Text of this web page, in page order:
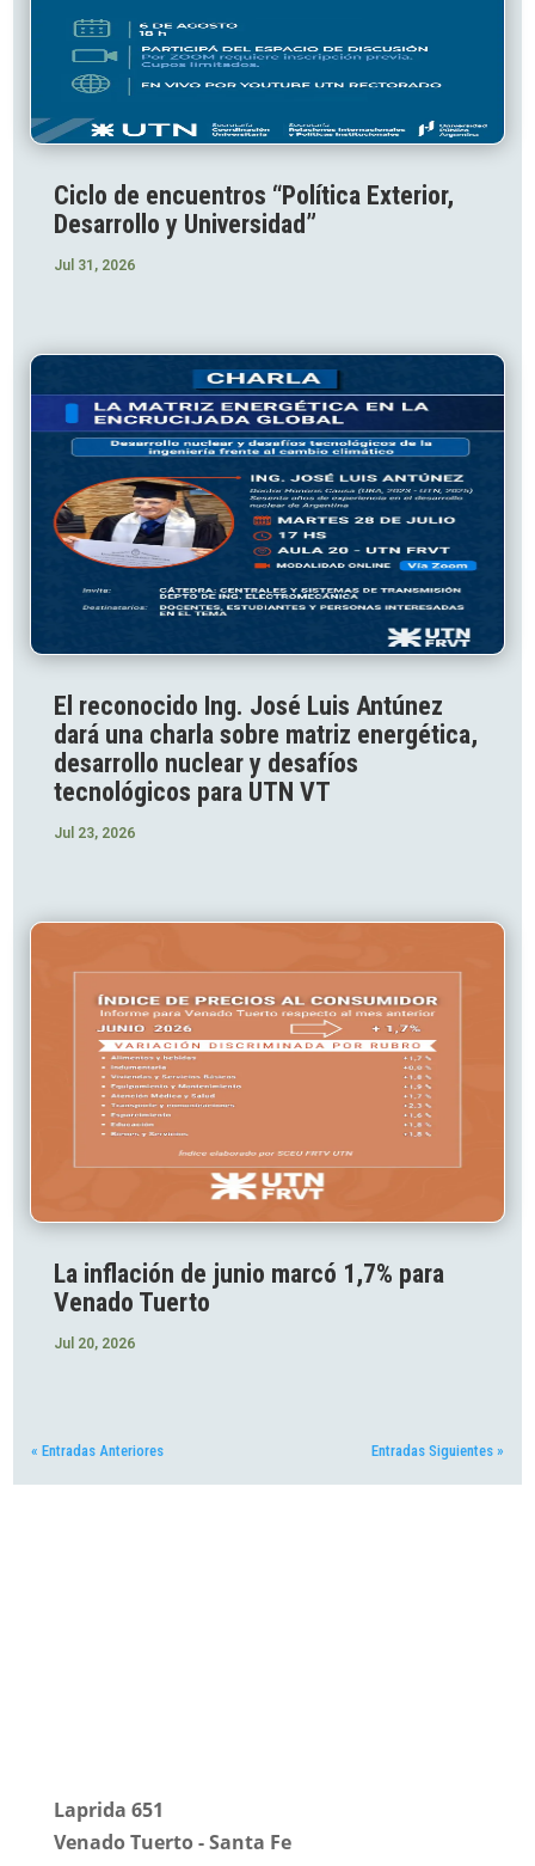
Ciclo de encuentros “Política Exterior,
Desarrollo y Universidad”
Jul 31, 2026
El reconocido Ing. José Luis Antúnez
dará una charla sobre matriz energética,
desarrollo nuclear y desafíos
tecnológicos para UTN VT
Jul 23, 2026
La inflación de junio marcó 1,7% para
Venado Tuerto
Jul 20, 2026
« Entradas Anteriores Entradas Siguientes »
Laprida 651
Venado Tuerto - Santa Fe